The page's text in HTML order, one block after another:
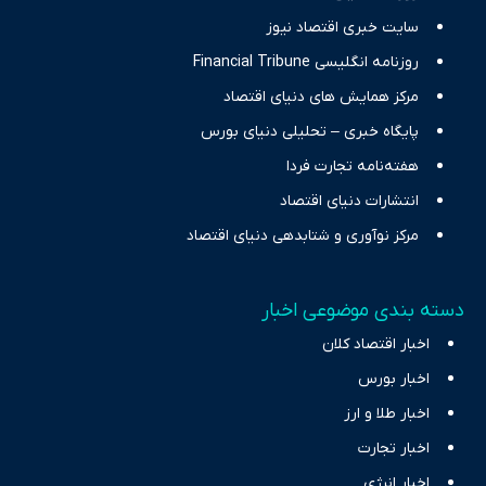
سایت خبری اقتصاد نیوز
روزنامه انگلیسی Financial Tribune
مرکز همایش های دنیای اقتصاد
پایگاه خبری – تحلیلی دنیای بورس
هفته‌نامه تجارت فردا
انتشارات دنیای اقتصاد
مرکز نوآوری و شتابدهی دنیای اقتصاد
دسته بندی موضوعی اخبار
اخبار اقتصاد کلان
اخبار بورس
اخبار طلا و ارز
اخبار تجارت